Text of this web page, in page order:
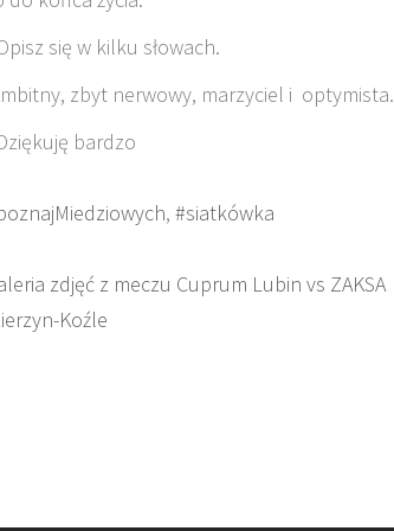
się w kilku słowach.
zbyt nerwowy, marzyciel i optymista.
bardzo
, #siatkówka
zdjęć z meczu Cuprum Lubin vs ZAKSA
Koźle